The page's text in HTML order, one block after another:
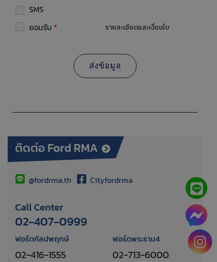
SMS
ยอมรับ * รายละเอียดและเงื่อนไข
ติดต่อ Ford RMA
@fordrma.th Cityfordrma
Call Center
02-407-0999
ฟอร์ดกัลปพฤกษ์
02-416-1555
ฟอร์ดพระราม4
02-713-6000